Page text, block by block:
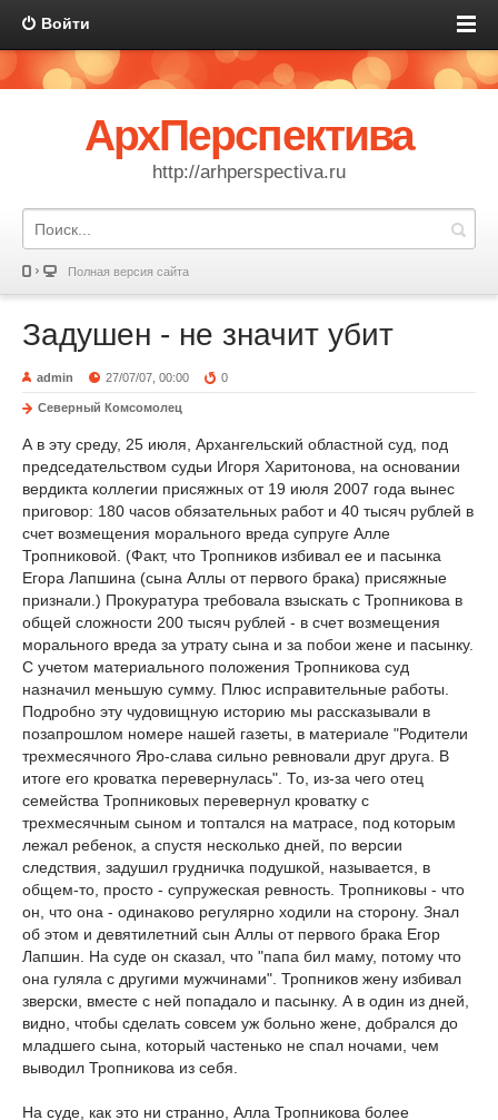
Войти
АрхПерспектива
http://arhperspectiva.ru
Полная версия сайта
Задушен - не значит убит
admin 27/07/07, 00:00 0
Северный Комсомолец
А в эту среду, 25 июля, Архангельский областной суд, под
председательством судьи Игоря Харитонова, на основании
вердикта коллегии присяжных от 19 июля 2007 года вынес
приговор: 180 часов обязательных работ и 40 тысяч рублей в
счет возмещения морального вреда супруге Алле
Тропниковой. (Факт, что Тропников избивал ее и пасынка
Егора Лапшина (сына Аллы от первого брака) присяжные
признали.) Прокуратура требовала взыскать с Тропникова в
общей сложности 200 тысяч рублей - в счет возмещения
морального вреда за утрату сына и за побои жене и пасынку.
С учетом материального положения Тропникова суд
назначил меньшую сумму. Плюс исправительные работы.
Подробно эту чудовищную историю мы рассказывали в
позапрошлом номере нашей газеты, в материале "Родители
трехмесячного Яро-слава сильно ревновали друг друга. В
итоге его кроватка перевернулась". То, из-за чего отец
семейства Тропниковых перевернул кроватку с
трехмесячным сыном и топтался на матрасе, под которым
лежал ребенок, а спустя несколько дней, по версии
следствия, задушил грудничка подушкой, называется, в
общем-то, просто - супружеская ревность. Тропниковы - что
он, что она - одинаково регулярно ходили на сторону. Знал
об этом и девятилетний сын Аллы от первого брака Егор
Лапшин. На суде он сказал, что "папа бил маму, потому что
она гуляла с другими мужчинами". Тропников жену избивал
зверски, вместе с ней попадало и пасынку. А в один из дней,
видно, чтобы сделать совсем уж больно жене, добрался до
младшего сына, который частенько не спал ночами, чем
выводил Тропникова из себя.
На суде, как это ни странно, Алла Тропникова более